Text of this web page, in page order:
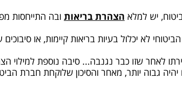
יש למלא הצהרת בריאות ובה התייחסות
לא יכלול בעיות בריאות קיימות, או
לאחר שזו כבר נגנבה... סיבה נוספת למילוי
גבוה יותר, מאחר והסיכון שלוקחת חברת